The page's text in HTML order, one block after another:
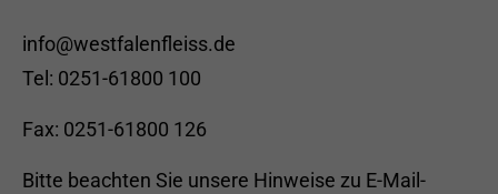
info@westfalenfleiss.de
Tel: 0251-61800 100
Fax: 0251-61800 126
Bitte beachten Sie unsere Hinweise zu E-Mail-